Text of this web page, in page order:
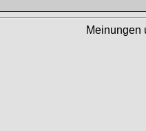
Meinungen